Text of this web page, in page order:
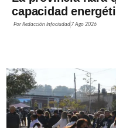
capacidad
PorRedacción Infociudad 7 Ago 2026